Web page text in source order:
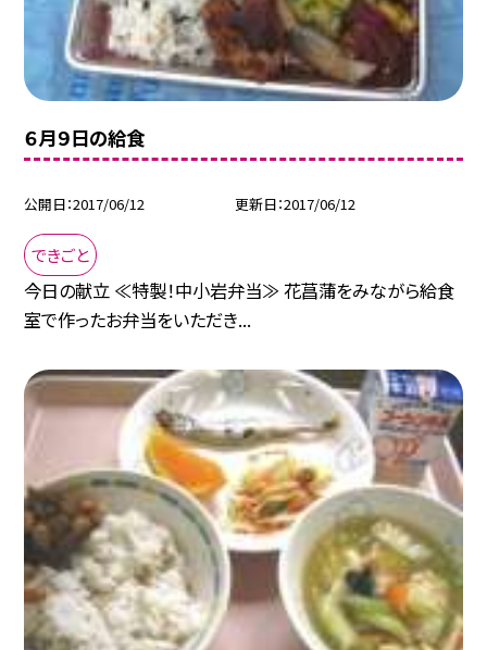
６月９日の給食
公開日 2017/06/12 更新日 2017/06/12
できごと
今日の献立 ≪特製！中小岩弁当≫ 花菖蒲をみながら給食
室で作ったお弁当をいただき...